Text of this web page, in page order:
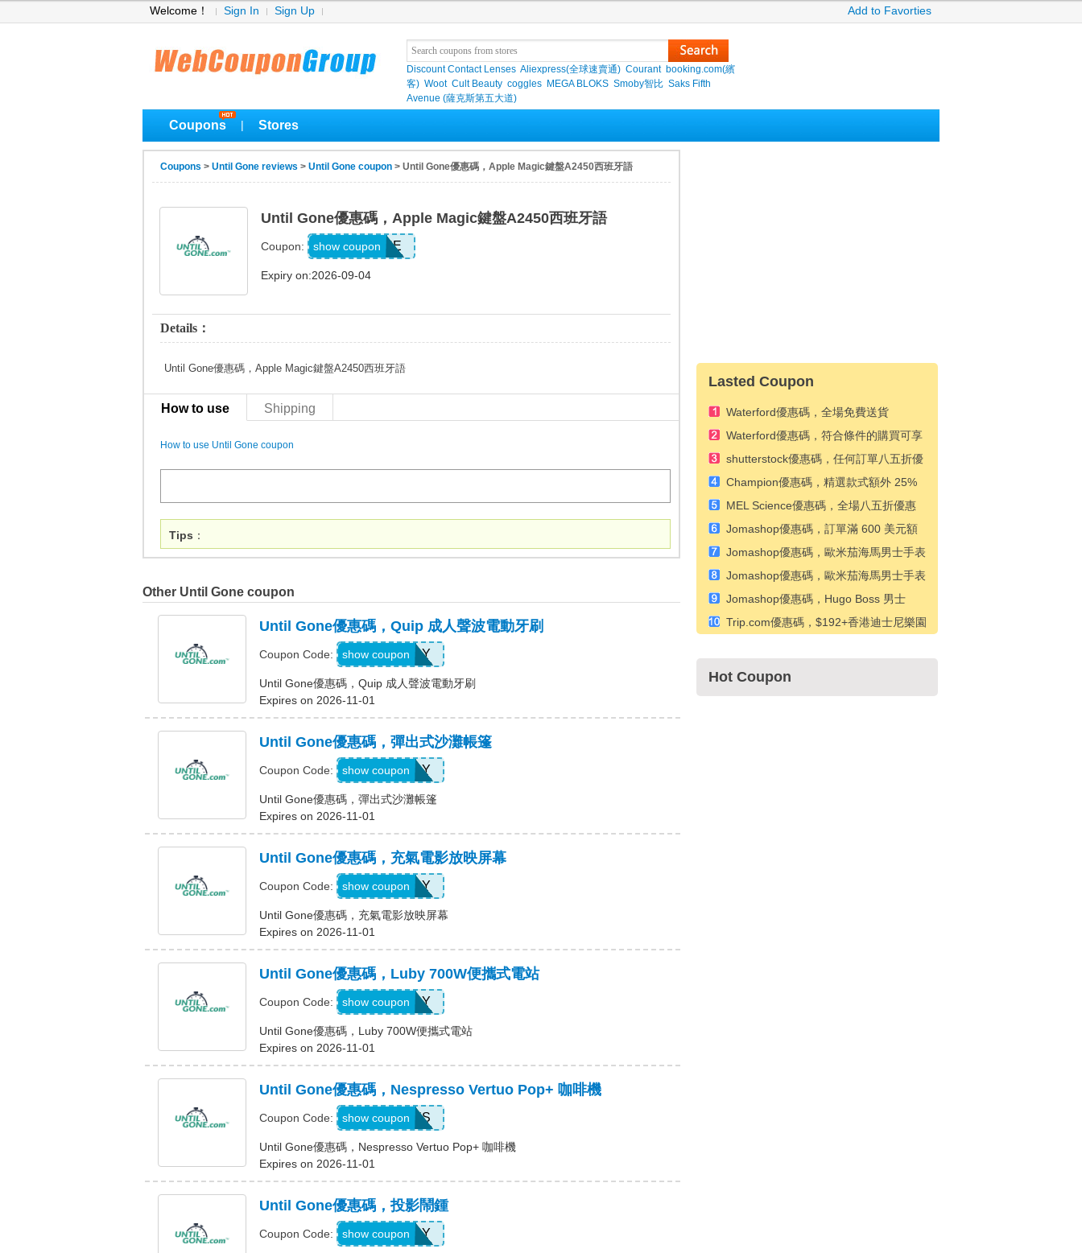
Welcome！ Sign In Sign Up Add to Favorties
Discount Contact Lenses Aliexpress(全球速賣通) Courant booking.com(繽
客) Woot Cult Beauty coggles MEGA BLOKS Smoby智比 Saks Fifth
Avenue (薩克斯第五大道)
Coupons Stores
Coupons > Until Gone reviews > Until Gone coupon > Until Gone優惠碼，Apple Magic鍵盤A2450西班牙語
Until Gone優惠碼，Apple Magic鍵盤A2450西班牙語
Coupon: 658JNE
show coupon
Expiry on:2026-09-04
Details：
Until Gone優惠碼，Apple Magic鍵盤A2450西班牙語
How to use Shipping
How to use Until Gone coupon
Tips ：
Other Until Gone coupon
Until Gone優惠碼，Quip 成人聲波電動牙刷
Coupon Code: 519JLY
show coupon
Until Gone優惠碼，Quip 成人聲波電動牙刷
Expires on 2026-11-01
Until Gone優惠碼，彈出式沙灘帳篷
Coupon Code: 374JLY
show coupon
Until Gone優惠碼，彈出式沙灘帳篷
Expires on 2026-11-01
Until Gone優惠碼，充氣電影放映屏幕
Coupon Code: 718JLY
show coupon
Until Gone優惠碼，充氣電影放映屏幕
Expires on 2026-11-01
Until Gone優惠碼，Luby 700W便攜式電站
Coupon Code: LUBY
show coupon
Until Gone優惠碼，Luby 700W便攜式電站
Expires on 2026-11-01
Until Gone優惠碼，Nespresso Vertuo Pop+ 咖啡機
Coupon Code: NES
show coupon
Until Gone優惠碼，Nespresso Vertuo Pop+ 咖啡機
Expires on 2026-11-01
Until Gone優惠碼，投影鬧鍾
Coupon Code: 257JLY
show coupon
Lasted Coupon
Waterford優惠碼，全場免費送貨
Waterford優惠碼，符合條件的購買可享
受 15 美元折扣
shutterstock優惠碼，任何訂單八五折優
惠
Champion優惠碼，精選款式額外 25%
折扣
MEL Science優惠碼，全場八五折優惠
Jomashop優惠碼，訂單滿 600 美元額
外優惠 20 美元
Jomashop優惠碼，歐米茄海馬男士手表
優惠 500 美元
Jomashop優惠碼，歐米茄海馬男士手表
優惠 200 美元
Jomashop優惠碼，Hugo Boss 男士
Absolu Parfum Intense EDP 20% 折扣
Trip.com優惠碼，$192+香港迪士尼樂園
Hot Coupon